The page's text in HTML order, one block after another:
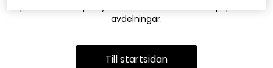
avdelningar.
Till startsidan